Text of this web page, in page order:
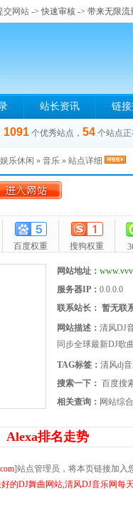
交网站 -> 快速审核 -> 带来无限流
站长资讯 链
1091 个优秀站点， 54 个站点正
娱乐休闲 » 音乐 » 站点详细
百度权重 搜狗权重
网站地址：
服务器IP： 0.0.0.0
联系站长： 暂无联
网站描述： 清风DJ
同步全球最新DJ歌曲
TAG标签： 清风dj
搜索一下： 百度搜
相关查询： 网站综
Alexa排名走势
]站点管理员，将本页链接加入
的DJ舞曲网站,清风DJ音乐网每